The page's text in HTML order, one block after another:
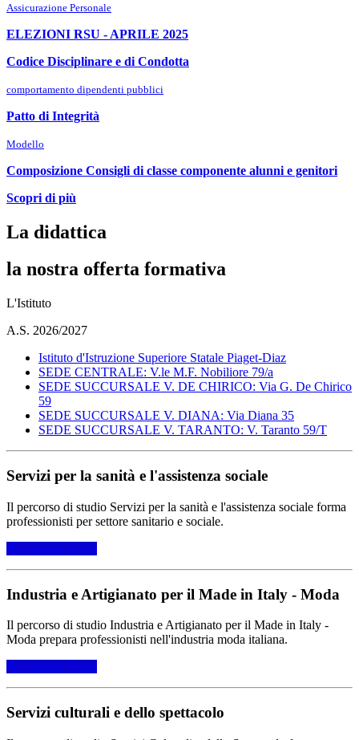
Assicurazione Personale
ELEZIONI RSU - APRILE 2025
Codice Disciplinare e di Condotta
comportamento dipendenti pubblici
Patto di Integrità
Modello
Composizione Consigli di classe componente alunni e genitori
Scopri di più
La didattica
la nostra offerta formativa
L'Istituto
A.S. 2026/2027
Istituto d'Istruzione Superiore Statale Piaget-Diaz
SEDE CENTRALE: V.le M.F. Nobiliore 79/a
SEDE SUCCURSALE V. DE CHIRICO: Via G. De Chirico
59
SEDE SUCCURSALE V. DIANA: Via Diana 35
SEDE SUCCURSALE V. TARANTO: V. Taranto 59/T
Servizi per la sanità e l'assistenza sociale
Il percorso di studio Servizi per la sanità e l'assistenza sociale forma
professionisti per settore sanitario e sociale.
Per saperne di più
Industria e Artigianato per il Made in Italy - Moda
Il percorso di studio Industria e Artigianato per il Made in Italy -
Moda prepara professionisti nell'industria moda italiana.
Per saperne di più
Servizi culturali e dello spettacolo